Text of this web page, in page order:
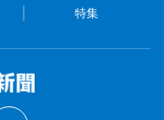
特集